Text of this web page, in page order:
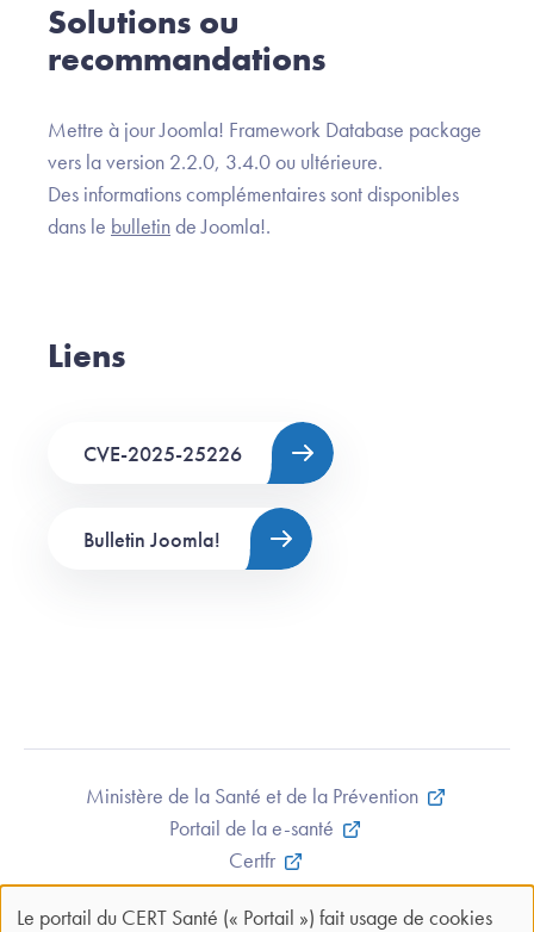
Solutions ou
recommandations
Mettre à jour Joomla! Framework Database package
vers la version 2.2.0, 3.4.0 ou ultérieure.
Des informations complémentaires sont disponibles
dans le bulletinde Joomla!.
Liens
CVE-2025-25226
Bulletin Joomla!
Ministère de la Santé et de la Prévention
Portail de la e-santé
Certfr
Mentions légales et CGU
Contact
Le portail du CERT Santé (« Portail ») fait usage de cookies